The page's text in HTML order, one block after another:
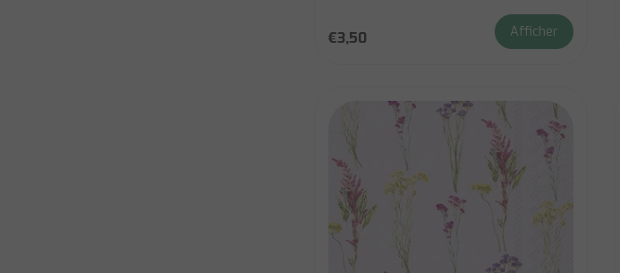
€3,50 Afficher